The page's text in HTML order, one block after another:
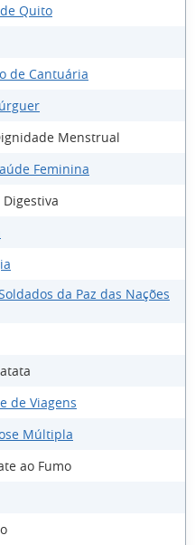
Quito
de Cantuária
Menstrual
Feminina
da Paz das Nações
de Viagens
Múltipla
ao Fumo